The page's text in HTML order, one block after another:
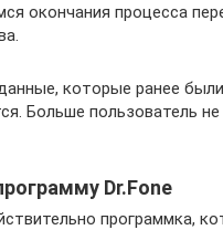
окончания процесса
которые ранее
Больше пользователь
Dr.Fone
программка,